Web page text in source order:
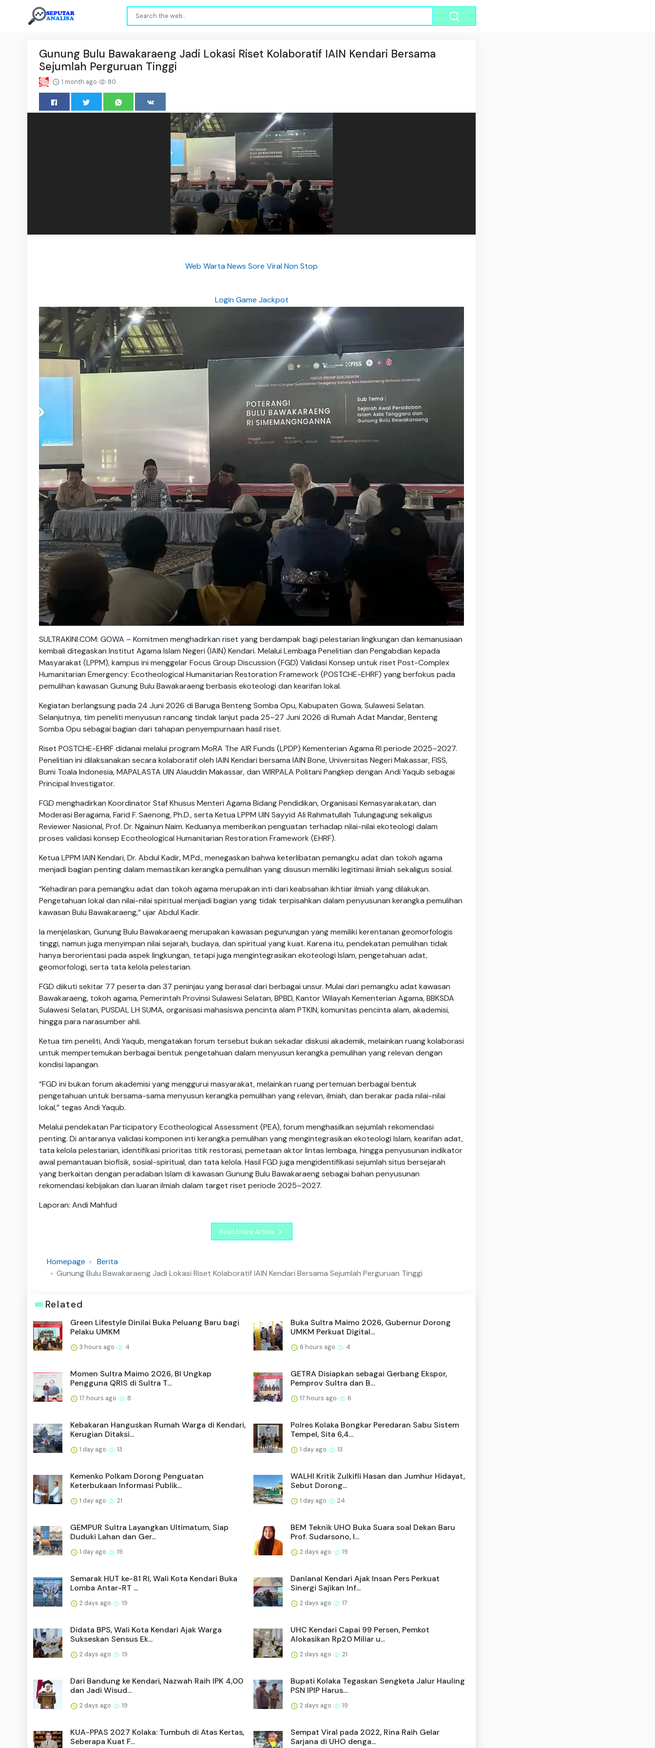
Gunung Bulu Bawakaraeng Jadi Lokasi Riset Kolaboratif IAIN Kendari Bersama
Sejumlah Perguruan Tinggi
1 month ago 80
Web Warta News Sore Viral Non Stop
Login Game Jackpot
SULTRAKINI.COM: GOWA – Komitmen menghadirkan riset yang berdampak bagi pelestarian lingkungan dan kemanusiaan
kembali ditegaskan Institut Agama Islam Negeri (IAIN) Kendari. Melalui Lembaga Penelitian dan Pengabdian kepada
Masyarakat (LPPM), kampus ini menggelar Focus Group Discussion (FGD) Validasi Konsep untuk riset Post-Complex
Humanitarian Emergency: Ecotheological Humanitarian Restoration Framework (POSTCHE-EHRF) yang berfokus pada
pemulihan kawasan Gunung Bulu Bawakaraeng berbasis ekoteologi dan kearifan lokal.
Kegiatan berlangsung pada 24 Juni 2026 di Baruga Benteng Somba Opu, Kabupaten Gowa, Sulawesi Selatan.
Selanjutnya, tim peneliti menyusun rancang tindak lanjut pada 25–27 Juni 2026 di Rumah Adat Mandar, Benteng
Somba Opu sebagai bagian dari tahapan penyempurnaan hasil riset.
Riset POSTCHE-EHRF didanai melalui program MoRA The AIR Funds (LPDP) Kementerian Agama RI periode 2025–2027.
Penelitian ini dilaksanakan secara kolaboratif oleh IAIN Kendari bersama IAIN Bone, Universitas Negeri Makassar, FISS,
Bumi Toala Indonesia, MAPALASTA UIN Alauddin Makassar, dan WIRPALA Politani Pangkep dengan Andi Yaqub sebagai
Principal Investigator.
FGD menghadirkan Koordinator Staf Khusus Menteri Agama Bidang Pendidikan, Organisasi Kemasyarakatan, dan
Moderasi Beragama, Farid F. Saenong, Ph.D., serta Ketua LPPM UIN Sayyid Ali Rahmatullah Tulungagung sekaligus
Reviewer Nasional, Prof. Dr. Ngainun Naim. Keduanya memberikan penguatan terhadap nilai-nilai ekoteologi dalam
proses validasi konsep Ecotheological Humanitarian Restoration Framework (EHRF).
Ketua LPPM IAIN Kendari, Dr. Abdul Kadir, M.Pd., menegaskan bahwa keterlibatan pemangku adat dan tokoh agama
menjadi bagian penting dalam memastikan kerangka pemulihan yang disusun memiliki legitimasi ilmiah sekaligus sosial.
“Kehadiran para pemangku adat dan tokoh agama merupakan inti dari keabsahan ikhtiar ilmiah yang dilakukan.
Pengetahuan lokal dan nilai-nilai spiritual menjadi bagian yang tidak terpisahkan dalam penyusunan kerangka pemulihan
kawasan Bulu Bawakaraeng,” ujar Abdul Kadir.
Ia menjelaskan, Gunung Bulu Bawakaraeng merupakan kawasan pegunungan yang memiliki kerentanan geomorfologis
tinggi, namun juga menyimpan nilai sejarah, budaya, dan spiritual yang kuat. Karena itu, pendekatan pemulihan tidak
hanya berorientasi pada aspek lingkungan, tetapi juga mengintegrasikan ekoteologi Islam, pengetahuan adat,
geomorfologi, serta tata kelola pelestarian.
FGD diikuti sekitar 77 peserta dan 37 peninjau yang berasal dari berbagai unsur. Mulai dari pemangku adat kawasan
Bawakaraeng, tokoh agama, Pemerintah Provinsi Sulawesi Selatan, BPBD, Kantor Wilayah Kementerian Agama, BBKSDA
Sulawesi Selatan, PUSDAL LH SUMA, organisasi mahasiswa pencinta alam PTKIN, komunitas pencinta alam, akademisi,
hingga para narasumber ahli.
Ketua tim peneliti, Andi Yaqub, mengatakan forum tersebut bukan sekadar diskusi akademik, melainkan ruang kolaborasi
untuk mempertemukan berbagai bentuk pengetahuan dalam menyusun kerangka pemulihan yang relevan dengan
kondisi lapangan.
“FGD ini bukan forum akademisi yang menggurui masyarakat, melainkan ruang pertemuan berbagai bentuk
pengetahuan untuk bersama-sama menyusun kerangka pemulihan yang relevan, ilmiah, dan berakar pada nilai-nilai
lokal,” tegas Andi Yaqub.
Melalui pendekatan Participatory Ecotheological Assessment (PEA), forum menghasilkan sejumlah rekomendasi
penting. Di antaranya validasi komponen inti kerangka pemulihan yang mengintegrasikan ekoteologi Islam, kearifan adat,
tata kelola pelestarian, identifikasi prioritas titik restorasi, pemetaan aktor lintas lembaga, hingga penyusunan indikator
awal pemantauan biofisik, sosial-spiritual, dan tata kelola. Hasil FGD juga mengidentifikasi sejumlah situs bersejarah
yang berkaitan dengan peradaban Islam di kawasan Gunung Bulu Bawakaraeng sebagai bahan penyusunan
rekomendasi kebijakan dan luaran ilmiah dalam target riset periode 2025–2027.
Laporan: Andi Mahfud
Read Entire Article
Homepage
Berita
Gunung Bulu Bawakaraeng Jadi Lokasi Riset Kolaboratif IAIN Kendari Bersama Sejumlah Perguruan Tinggi
Related
Green Lifestyle Dinilai Buka Peluang Baru bagi
Pelaku UMKM
3 hours ago 4
Buka Sultra Maimo 2026, Gubernur Dorong
UMKM Perkuat Digital...
6 hours ago 4
Momen Sultra Maimo 2026, BI Ungkap
Pengguna QRIS di Sultra T...
17 hours ago 8
GETRA Disiapkan sebagai Gerbang Ekspor,
Pemprov Sultra dan B...
17 hours ago 6
Kebakaran Hanguskan Rumah Warga di Kendari,
Kerugian Ditaksi...
1 day ago 13
Polres Kolaka Bongkar Peredaran Sabu Sistem
Tempel, Sita 6,4...
1 day ago 13
Kemenko Polkam Dorong Penguatan
Keterbukaan Informasi Publik...
1 day ago 21
WALHI Kritik Zulkifli Hasan dan Jumhur Hidayat,
Sebut Dorong...
1 day ago 24
GEMPUR Sultra Layangkan Ultimatum, Siap
Duduki Lahan dan Ger...
1 day ago 19
BEM Teknik UHO Buka Suara soal Dekan Baru
Prof. Sudarsono, I...
2 days ago 19
Semarak HUT ke-81 RI, Wali Kota Kendari Buka
Lomba Antar-RT ...
2 days ago 19
Danlanal Kendari Ajak Insan Pers Perkuat
Sinergi Sajikan Inf...
2 days ago 17
Didata BPS, Wali Kota Kendari Ajak Warga
Sukseskan Sensus Ek...
2 days ago 19
UHC Kendari Capai 99 Persen, Pemkot
Alokasikan Rp20 Miliar u...
2 days ago 21
Dari Bandung ke Kendari, Nazwah Raih IPK 4,00
dan Jadi Wisud...
2 days ago 19
Bupati Kolaka Tegaskan Sengketa Jalur Hauling
PSN IPIP Harus...
2 days ago 19
KUA-PPAS 2027 Kolaka: Tumbuh di Atas Kertas,
Seberapa Kuat F...
Sempat Viral pada 2022, Rina Raih Gelar
Sarjana di UHO denga...